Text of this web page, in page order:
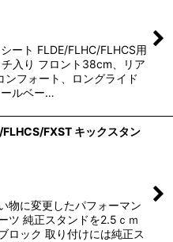
ート FLDE/FLHC/FLHCS用
入り フロント38cm、リア
フォート、ロングライド
ルベー…
FXST キックスタン
物に変更したパフォーマン
ツ 純正スタンドを2.5ｃｍ
ロック 取り付けには純正ス